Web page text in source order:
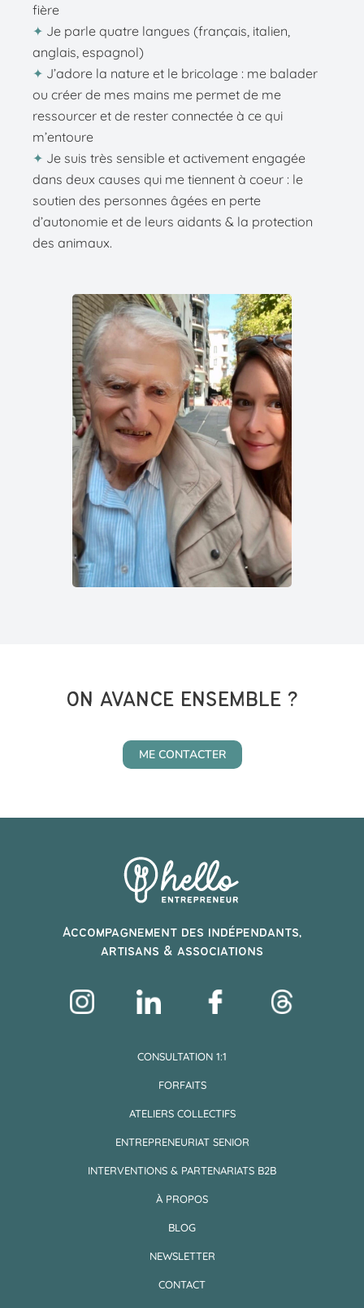
fière
✦ Je parle quatre langues (français, italien,
anglais, espagnol)
✦ J’adore la nature et le bricolage : me balader
ou créer de mes mains me permet de me
ressourcer et de rester connectée à ce qui
m’entoure
✦ Je suis très sensible et activement engagée
dans deux causes qui me tiennent à coeur : le
soutien des personnes âgées en perte
d’autonomie et de leurs aidants & la protection
des animaux.
ON AVANCE ENSEMBLE ?
ME CONTACTER
Accompagnement des indépendants,
artisans & associations
CONSULTATION 1:1
FORFAITS
ATELIERS COLLECTIFS
ENTREPRENEURIAT SENIOR
INTERVENTIONS & PARTENARIATS B2B
À PROPOS
BLOG
NEWSLETTER
CONTACT